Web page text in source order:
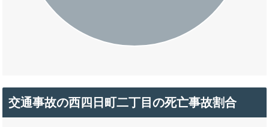
交通事故の西四日町二丁目の死亡事故割合